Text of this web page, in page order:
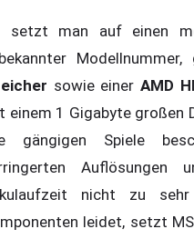
setzt man auf einen
sowie einer AMD
einem 1 Gigabyte großen
gängigen Spiele
Auflösungen
nicht zu
leidet, setzt